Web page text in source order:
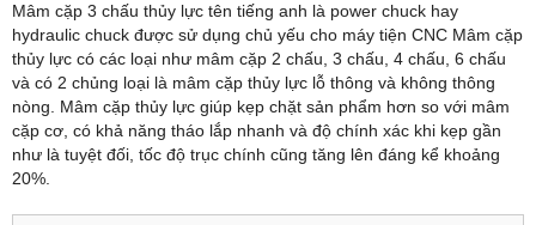
Mâm cặp 3 chấu thủy lực tên tiếng anh là power chuck hay
hydraulic chuck được sử dụng chủ yếu cho máy tiện CNC Mâm cặp
thủy lực có các loại như mâm cặp 2 chấu, 3 chấu, 4 chấu, 6 chấu
và có 2 chủng loại là mâm cặp thủy lực lỗ thông và không thông
nòng. Mâm cặp thủy lực giúp kẹp chặt sản phẩm hơn so với mâm
cặp cơ, có khả năng tháo lắp nhanh và độ chính xác khi kẹp gần
như là tuyệt đối, tốc độ trục chính cũng tăng lên đáng kể khoảng
20%.